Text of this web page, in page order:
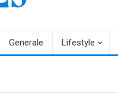
Generale Lifestyle